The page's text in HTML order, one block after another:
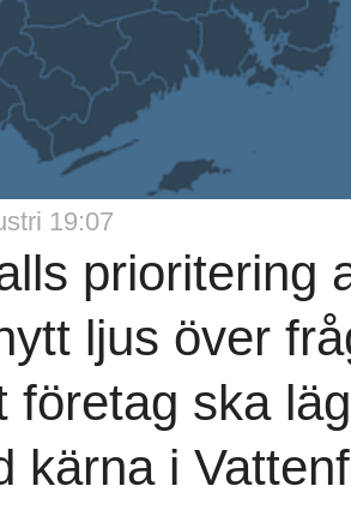
19:07
prioritering
ljus över
företag ska
kärna i